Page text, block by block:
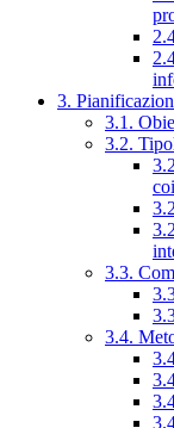
3.
3.1.
3.2.
3.3.
3.4.